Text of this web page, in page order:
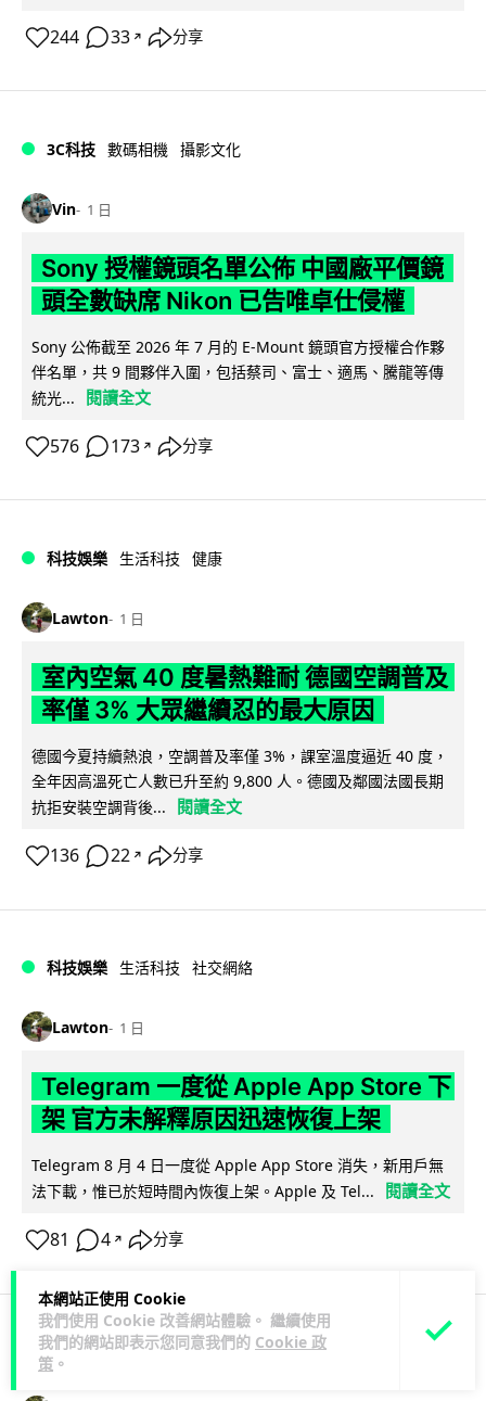
本網站正使用 Cookie
我們使用 Cookie 改善網站體驗。 繼續使用
我們的網站即表示您同意我們的 Cookie 政
策 。
244 33 ↗ 分享
3C科技 數碼相機 攝影文化
Vin 1 日
Sony 授權鏡頭名單公佈 中國廠平價鏡
頭全數缺席 Nikon 已告唯卓仕侵權
Sony 公佈截至 2026 年 7 月的 E-Mount 鏡頭官方授權合作夥
伴名單，共 9 間夥伴入圍，包括蔡司、富士、適馬、騰龍等傳
統光...
閱讀全文
576 173 ↗ 分享
科技娛樂 生活科技 健康
Lawton 1 日
室內空氣 40 度暑熱難耐 德國空調普及
率僅 3% 大眾繼續忍的最大原因
德國今夏持續熱浪，空調普及率僅 3%，課室溫度逼近 40 度，
全年因高溫死亡人數已升至約 9,800 人。德國及鄰國法國長期
抗拒安裝空調背後...
閱讀全文
136 22 ↗ 分享
科技娛樂 生活科技 社交網絡
Lawton 1 日
Telegram 一度從 Apple App Store 下
架 官方未解釋原因迅速恢復上架
Telegram 8 月 4 日一度從 Apple App Store 消失，新用戶無
法下載，惟已於短時間內恢復上架。Apple 及 Tel...
閱讀全文
81 4 ↗ 分享
科技娛樂 生活娛樂 城中熱話